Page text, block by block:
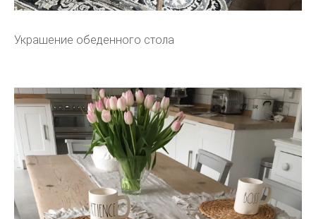
Украшение обеденного стола